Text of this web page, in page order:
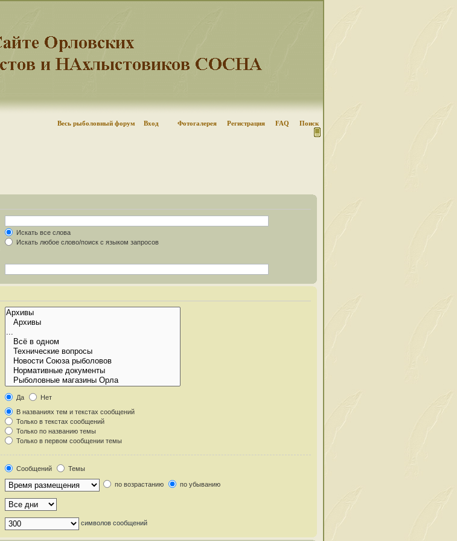
Весь рыболовный форум Вход Фотогалерея Регистрация FAQ Поиск
Искать все слова
Искать любое слово/поиск с языком запросов
Да
Нет
В названиях тем и текстах сообщений
Только в текстах сообщений
Только по названию темы
Только в первом сообщении темы
Сообщений
Темы
по возрастанию по убыванию
символов сообщений